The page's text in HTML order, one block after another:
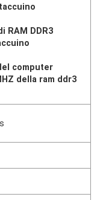
RAM DDR3
computer
della ram ddr3